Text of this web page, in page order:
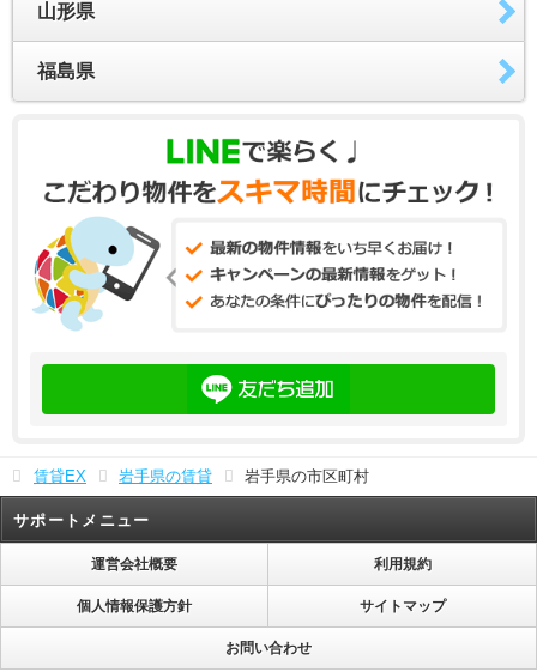
山形県
福島県
賃貸EX 岩手県の賃貸 岩手県の市区町村
サポートメニュー
運営会社概要 利用規約
個人情報保護方針 サイトマップ
お問い合わせ